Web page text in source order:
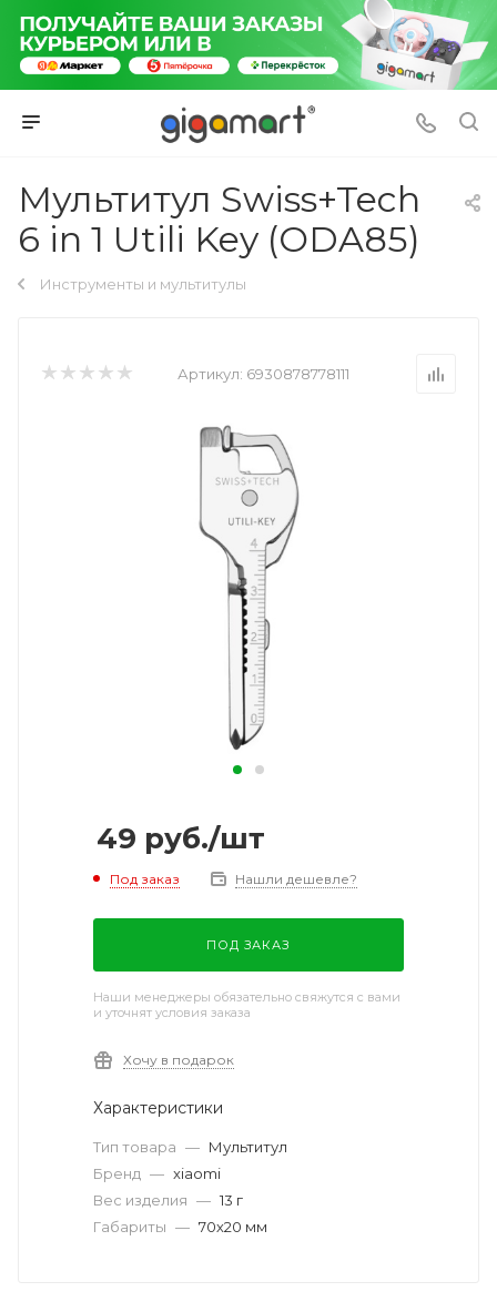
Мультитул Swiss+Tech
6 in 1 Utili Key (ODA85)
Инструменты и мультитулы
Артикул: 6930878778111
49 руб./шт
Под заказ Нашли дешевле?
ПОД ЗАКАЗ
Наши менеджеры обязательно свяжутся с вами
и уточнят условия заказа
Хочу в подарок
Характеристики
Тип товара — Мультитул
Бренд — xiaomi
Вес изделия — 13 г
Габариты — 70х20 мм